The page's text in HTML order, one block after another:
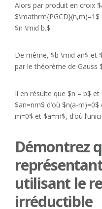
Alors par produit en croix
$n \mid b.$
De même, $b \mid an$ et
par le théorème de Gauss
Il en résulte que $n = b$ et
$an=nm$ d’où $n(a-
m=0$ et $a=m$, d’où
Démontrez
utilisant le
irréductible